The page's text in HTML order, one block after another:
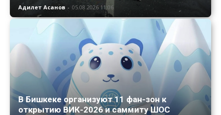
Адилет Асанов - 05.08.2026 11:06
В Бишкеке организуют 11 фан-зон к
открытию ВИК-2026 и саммиту ШОС